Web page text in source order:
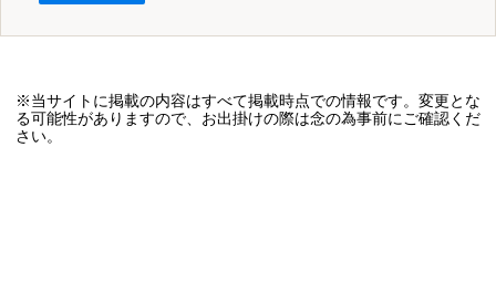
※当サイトに掲載の内容はすべて掲載時点での情報です。変更とな
る可能性がありますので、お出掛けの際は念の為事前にご確認くだ
さい。